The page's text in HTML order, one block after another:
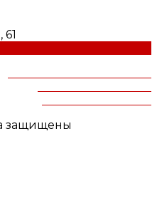
защищены